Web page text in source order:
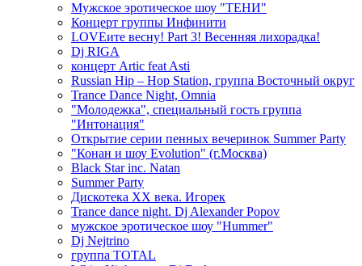
Мужское эротическое шоу "ТЕНИ"
Концерт группы Инфинити
LOVEите весну! Part 3! Весенняя лихорадка!
Dj RIGA
концерт Artic feat Asti
Russian Hip – Hop Station, группа Восточный округ
Trance Dance Night, Omnia
"Молодежка", специальный гость группа
"Интонация"
Открытие серии пенных вечеринок Summer Party
"Конан и шоу Evolution" (г.Москва)
Black Star inc. Natan
Summer Party
Дискотека ХХ века. Игорек
Trance dance night. Dj Alexander Popov
мужское эротическое шоу "Hummer"
Dj Nejtrino
группа TOTAL